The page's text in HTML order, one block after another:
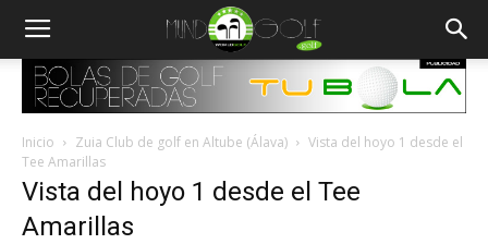
Inicio Zuia Club de golf en Altube (Álava)
Vista del hoyo 1 desde el
Tee Amarillas
Vista del hoyo 1 desde el Tee
Amarillas